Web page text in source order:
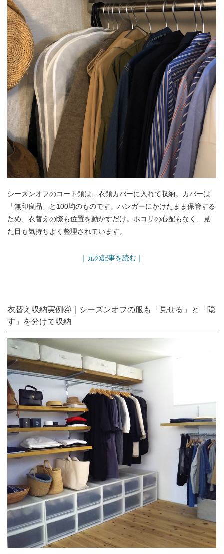
シーズンオフのコート類は、衣類カバーに入れて収納。カバーは
「無印良品」と100均のものです。ハンガーにかけたまま保管する
ため、衣替えの際も位置を動かすだけ。ホコリの心配もなく、見
た目も気持ちよく整理されています。
｜元の記事を読む｜
衣替え収納実例④｜シーズンオフの服も「見せる」と「隠
す」を分けて収納